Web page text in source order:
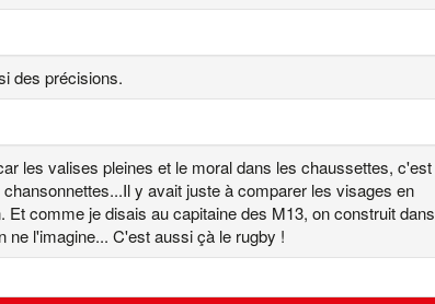
des précisions.
les valises pleines et le moral dans les chaussettes, c'est
y avait juste à comparer les visages en
comme je disais au capitaine des M13, on construit dans
ne l'imagine... C'est aussi çà le rugby !